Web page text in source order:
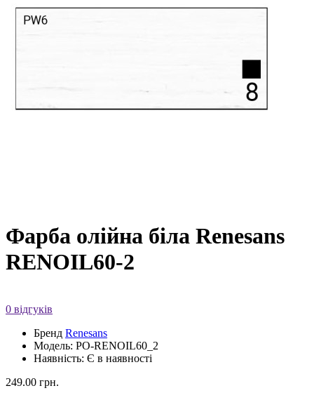
Фарба олійна біла Renesans
RENOIL60-2
0 відгуків
Бренд Renesans
Модель: PO-RENOIL60_2
Наявність: Є в наявності
249.00 грн.